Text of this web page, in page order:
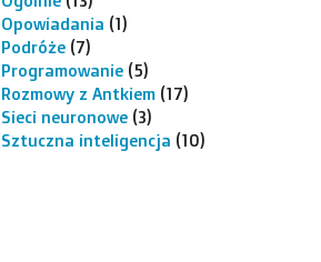
Opowiadania (1)
Podróże (7)
Programowanie (5)
Rozmowy z Antkiem (17)
Sieci neuronowe (3)
Sztuczna inteligencja (10)